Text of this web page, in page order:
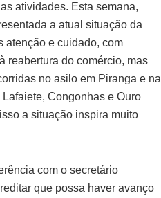
atividades. Esta semana,
a atual situação da
atenção e cuidado, com
reabertura do comércio, mas
no asilo em Piranga e na
Congonhas e Ouro
a situação inspira muito
com o secretário
que possa haver avanço